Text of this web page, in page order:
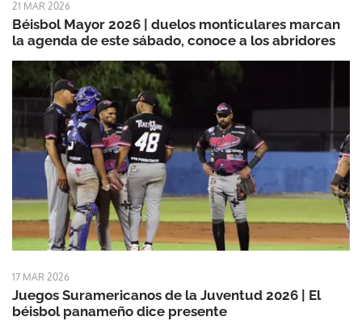
21 MAR 2026
Béisbol Mayor 2026 | duelos monticulares marcan
la agenda de este sábado, conoce a los abridores
17 MAR 2026
Juegos Suramericanos de la Juventud 2026 | El
béisbol panameño dice presente